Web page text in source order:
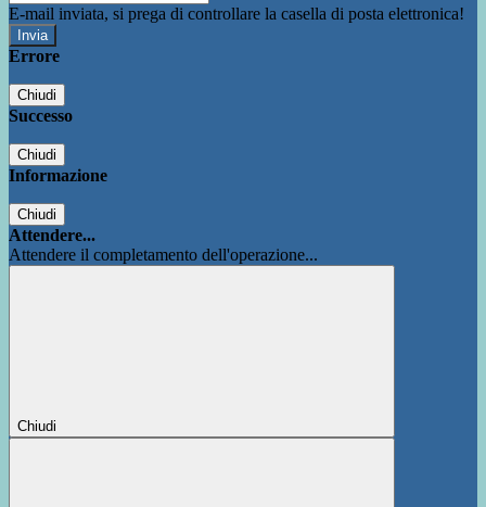
E-mail inviata, si prega di controllare la casella di posta elettronica!
Errore
Chiudi
Successo
Chiudi
Informazione
Chiudi
Attendere...
Attendere il completamento dell'operazione...
Chiudi